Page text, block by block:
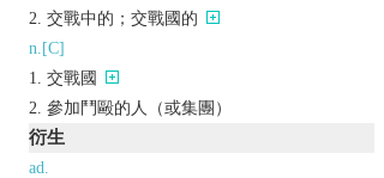
交戰中的；交戰國的
n.[C]
交戰國
參加鬥毆的人（或集團）
衍生
ad.